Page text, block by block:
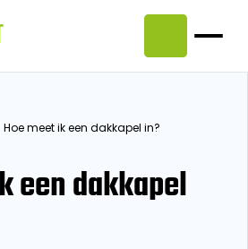
Hoe meet ik een dakkapel in?
een dakkapel